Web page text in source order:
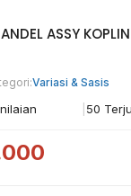
ASSY
Variasi & Sasis
50